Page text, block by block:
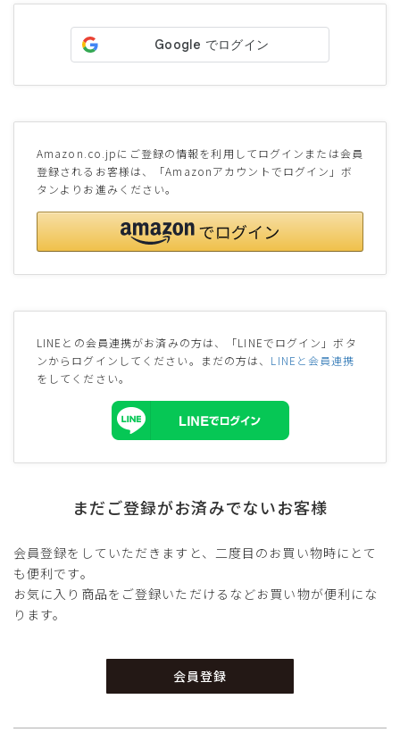
Amazon.co.jpにご登録の情報を利用してログインまたは会員
登録されるお客様は、「Amazonアカウントでログイン」ボ
タンよりお進みください。
LINEとの会員連携がお済みの方は、「LINEでログイン」ボタ
ンからログインしてください。まだの方は、 LINEと会員連携
をしてください。
まだご登録がお済みでないお客様
会員登録をしていただきますと、二度目のお買い物時にとて
も便利です。
お気に入り商品をご登録いただけるなどお買い物が便利にな
ります。
会員登録
ヒールの高さ